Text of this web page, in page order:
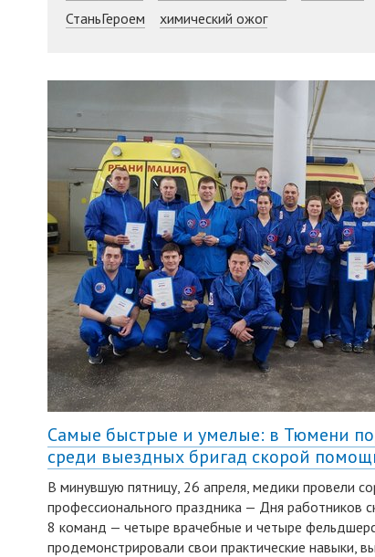
СтаньГероем
химический ожог
Самые быстрые и умелые: в Тюмени
среди выездных бригад скорой
В минувшую пятницу, 26 апреля, медики провели
профессионального праздника — Дня работников
8 команд — четыре врачебные и четыре
продемонстрировали свои практические навыки,